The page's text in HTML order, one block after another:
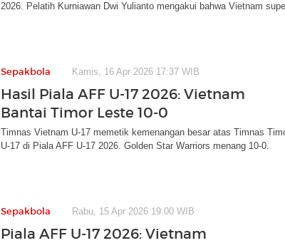
2026. Pelatih Kurniawan Dwi Yulianto mengakui bahwa Vietnam
Sepakbola Kamis, 16 Apr 2026 17:37 WIB
Hasil Piala AFF U-17 2026: Vietnam
Bantai Timor Leste 10-0
Timnas Vietnam U-17 memetik kemenangan besar atas Timnas
U-17 di Piala AFF U-17 2026. Golden Star Warriors menang 10-0.
Sepakbola Rabu, 15 Apr 2026 19:00 WIB
Piala AFF U-17 2026: Vietnam